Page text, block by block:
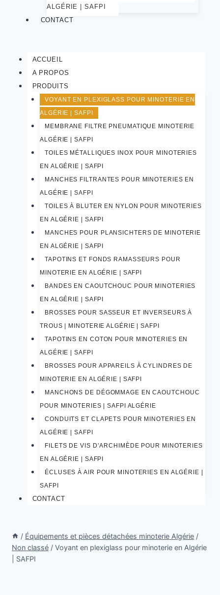
ALGÉRIE | SAFPI
CONTACT
ACCUEIL
A PROPOS
PRODUITS
VOYANT EN PLEXIGLASS POUR MINOTERIE EN
ALGÉRIE | SAFPI
MEMBRANE FILTRE PNEUMATIQUE MINOTERIE
ALGÉRIE | SAFPI
TOILES MÉTALLIQUES INOX POUR MINOTERIES
EN ALGÉRIE | SAFPI
MANCHES FILTRANTES POUR MINOTERIES EN
ALGÉRIE | SAFPI
TOILES À BLUTER EN NYLON POUR MINOTERIES
EN ALGÉRIE | SAFPI
MANCHES POUR PLANSICHTERS DE MINOTERIE
EN ALGÉRIE | SAFPI
TAPOTINS ET FONDS RAMASSEURS POUR
MINOTERIE EN ALGÉRIE | SAFPI
BANDES EN CAOUTCHOUC POUR MINOTERIES
EN ALGÉRIE | SAFPI
BROSSES POUR SASSEUR ET INVERSEURS À
TROUS | MINOTERIE ALGÉRIE | SAFPI
TAPOTINS EN COTON POUR MINOTERIES EN
ALGÉRIE | SAFPI
BROSSES POUR APPAREILS À CYLINDRES DE
MINOTERIE EN ALGÉRIE | SAFPI
MANCHONS DE DÉGOMMAGE EN CAOUTCHOUC
POUR MINOTERIES | SAFPI ALGÉRIE
CONDUITS ET CLAPETS POUR MINOTERIES EN
ALGÉRIE | SAFPI
FILETS DE VIS D’ARCHIMÈDE POUR MINOTERIES
EN ALGÉRIE | SAFPI
ÉCLUSES À AIR POUR MINOTERIES EN ALGÉRIE |
SAFPI
CONTACT
/ Équipements et pièces détachées minoterie Algérie /
Non classé / Voyant en plexiglass pour minoterie en Algérie
| SAFPI